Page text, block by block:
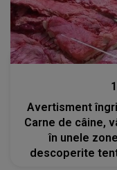
Avertisment
Carne de câine,
în unele
descoperite